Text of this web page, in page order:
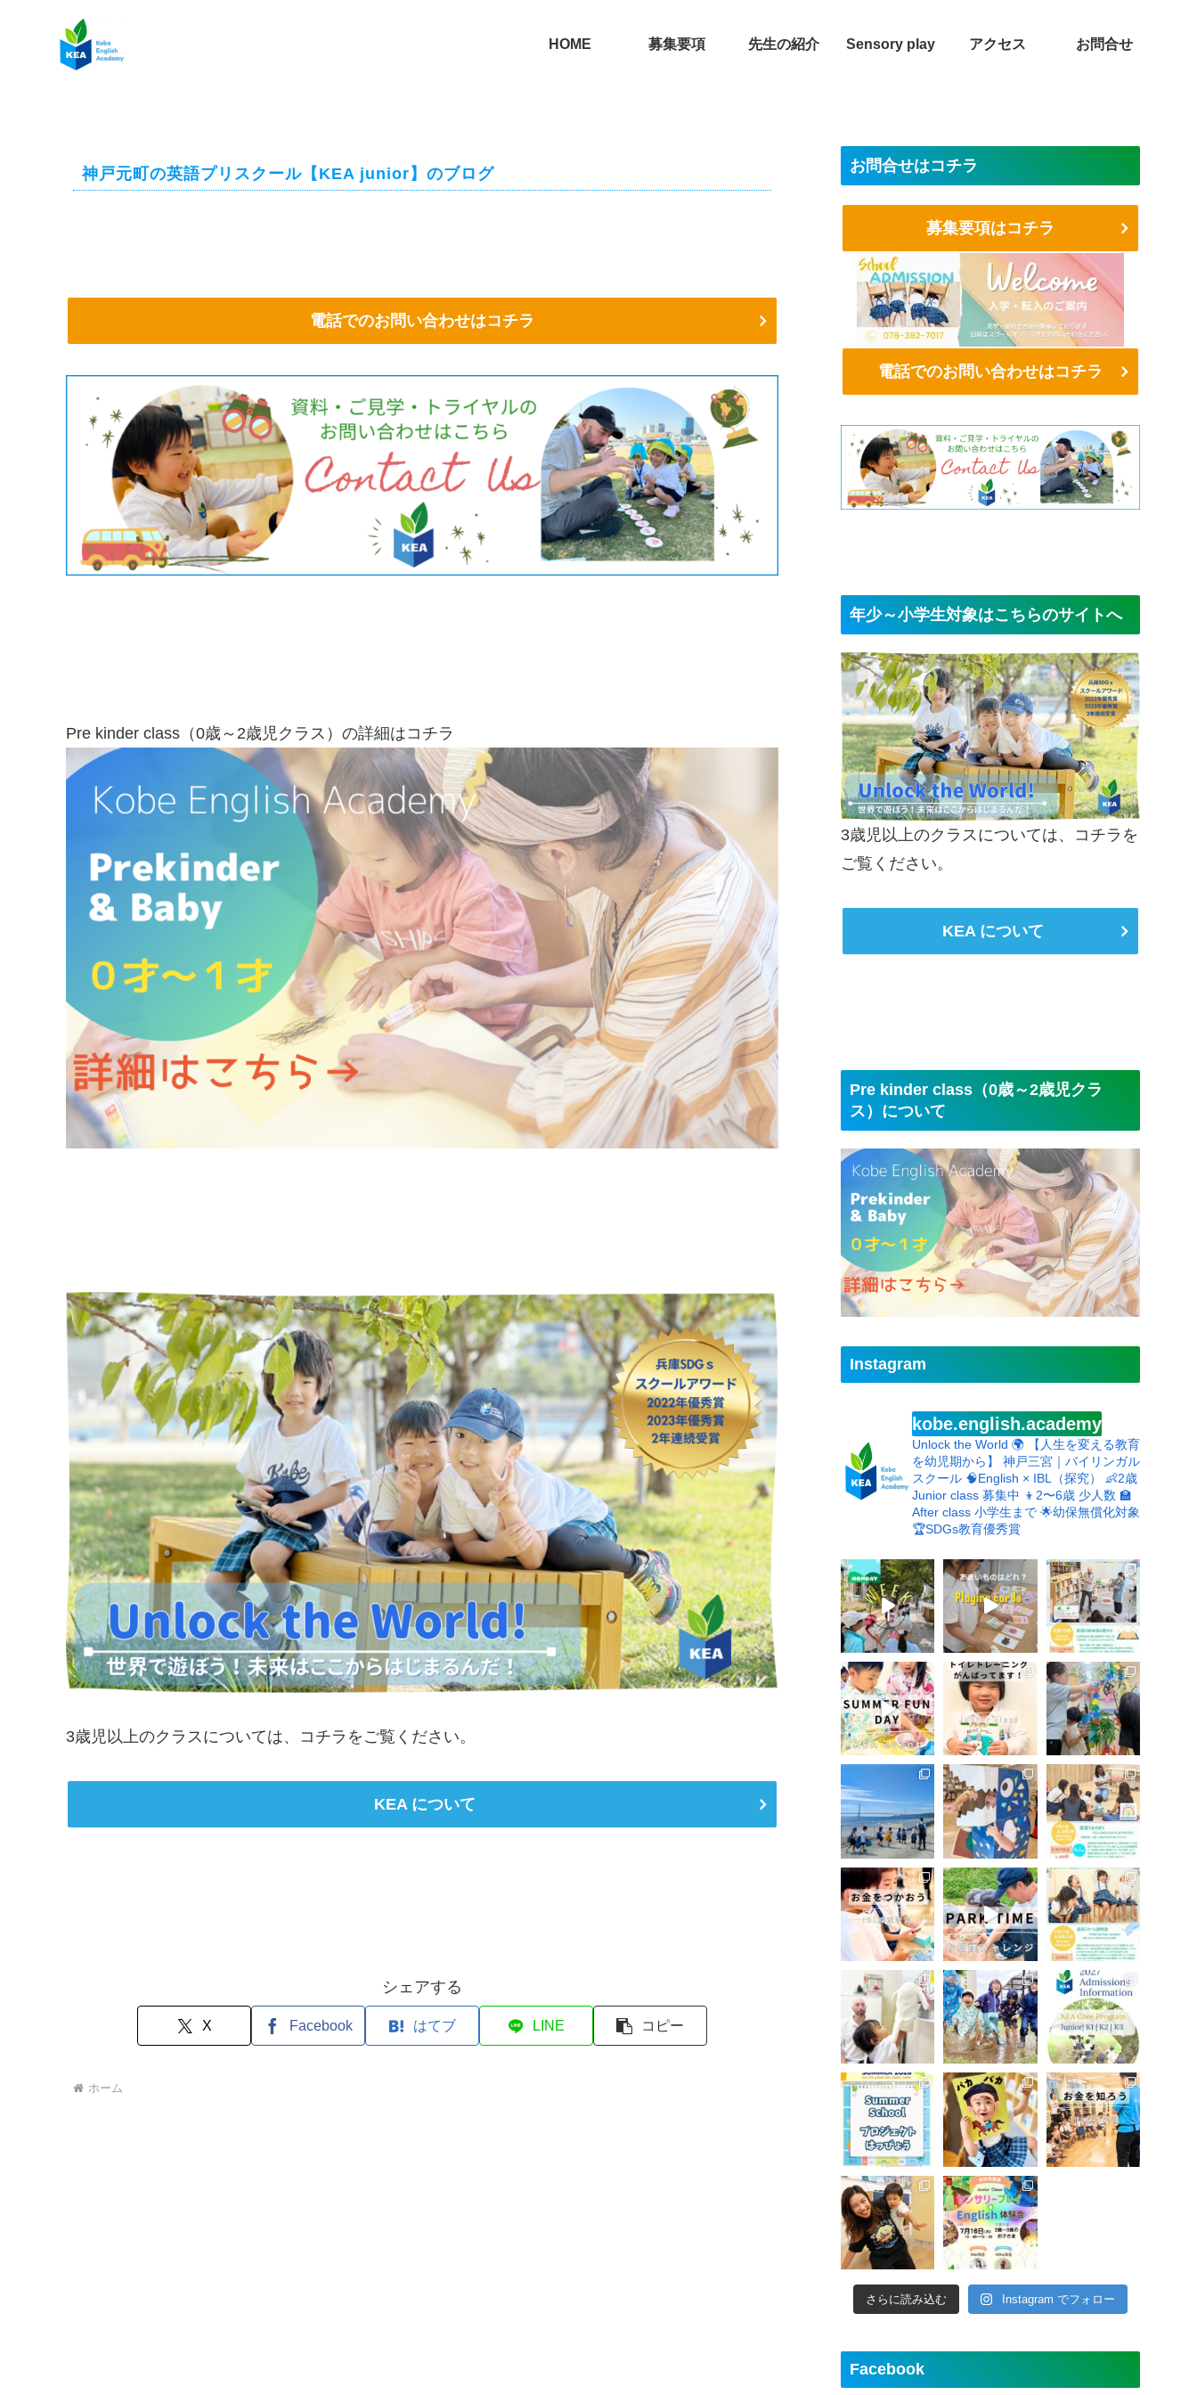
HOME 募集要項 先生の紹介 Sensory play アクセス お問合せ
神戸元町の英語プリスクール【KEA junior】のブログ
電話でのお問い合わせはコチラ
Pre kinder class（0歳～2歳児クラス）の詳細はコチラ
3歳児以上のクラスについては、コチラをご覧ください。
KEA について
シェアする
X Facebook はてブ LINE コピー
ホーム
お問合せはコチラ
募集要項はコチラ
電話でのお問い合わせはコチラ
年少～小学生対象はこちらのサイトへ
3歳児以上のクラスについては、コチラを
ご覧ください。
KEA について
Pre kinder class（0歳～2歳児クラ
ス）について
Instagram
kobe.english.academy
Unlock the World 🌍 【人生を変える教育
を幼児期から】
神戸三宮｜バイリンガル
スクール 🧠English × IBL（探究）
👶2歳
Junior class 募集中 👦2〜6歳 少人数 🏫
After class 小学生まで 🌟幼保無償化対象
🏆SDGs教育優秀賞
さらに読み込む Instagram でフォロー
Facebook